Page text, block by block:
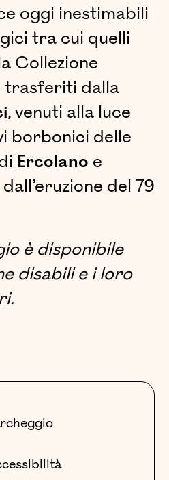
oggi inestimabili
tra cui quelli
Collezione
trasferiti dalla
, venuti alla luce
borbonici delle
Ercolano e
del 79
è disponibile
disabili e i loro